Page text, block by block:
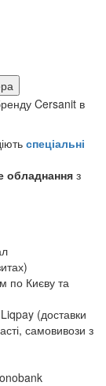
Cersanit в
спеціальні
обладнанняз
по Києву та
(доставки
самовивози з